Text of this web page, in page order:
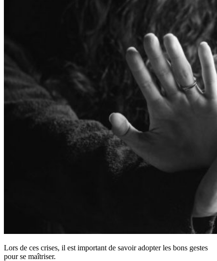
Lors de ces crises, il est important de savoir adopter les bons gestes
pour se maîtriser.